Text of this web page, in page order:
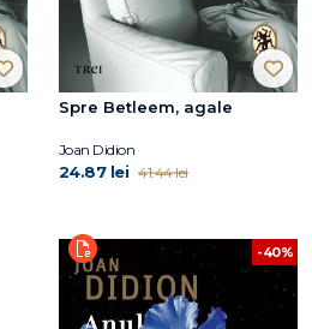
Spre Betleem, agale
Joan Didion
24.87 lei 41.44 lei
-40%